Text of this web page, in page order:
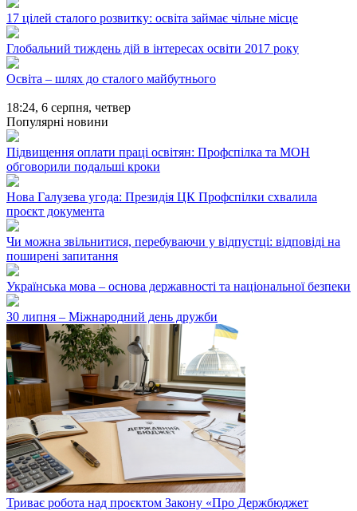
17 цілей сталого розвитку: освіта займає чільне місце
Глобальний тиждень дій в інтересах освіти 2017 року
Освіта – шлях до сталого майбутнього
18:24, 6 серпня, четвер
Популярні новини
Підвищення оплати праці освітян: Профспілка та МОН
обговорили подальші кроки
Нова Галузева угода: Президія ЦК Профспілки схвалила
проєкт документа
Чи можна звільнитися, перебуваючи у відпустці: відповіді на
поширені запитання
Українська мова – основа державності та національної безпеки
30 липня – Міжнародний день дружби
Триває робота над проєктом Закону «Про Держбюджет